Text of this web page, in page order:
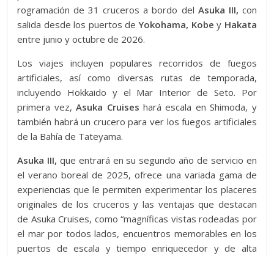
rogramación de 31 cruceros a bordo del Asuka III, con
salida desde los puertos deYokohama, Kobe y Hakata
entre junio y octubre de 2026.
Los viajes incluyen populares recorridos de fuegos
artificiales, así como diversas rutas de temporada,
incluyendo Hokkaido y el Mar Interior de Seto. Por
primera vez,Asuka Cruises hará escala en Shimoda, y
también habrá un crucero para ver los fuegos artificiales
de la Bahía de Tateyama.
Asuka III, que entrará en su segundo año de servicio en
el verano boreal de 2025, ofrece una variada gama de
experiencias que le permiten experimentar los placeres
originales de los cruceros y las ventajas que destacan
de Asuka Cruises, como “magníficas vistas rodeadas por
el mar por todos lados, encuentros memorables en los
puertos de escala y tiempo enriquecedor y de alta